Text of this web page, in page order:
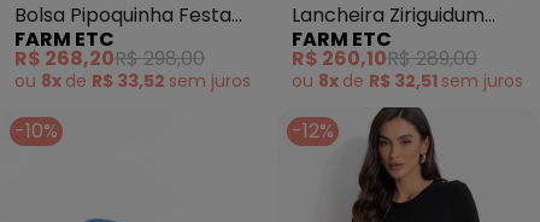
Bolsa Pipoquinha Festa
de Onça Azul
FARM ETC
R$ 268,20R$ 298,00
ou 8x de R$ 33,52 sem juros
Lancheira Ziriguidum
Florejo Off White
FARM ETC
R$ 260,10R$ 289,00
ou 8x de R$ 32,51 sem juros
-10% -12%